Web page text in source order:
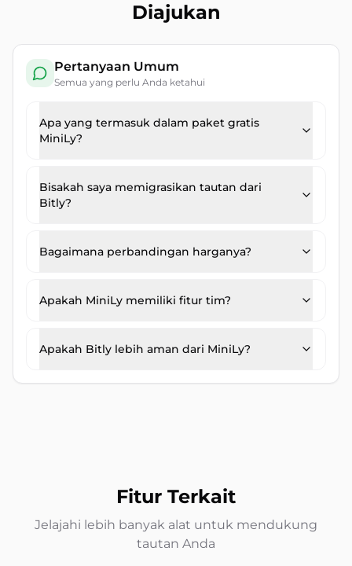
Diajukan
Pertanyaan Umum
Semua yang perlu Anda ketahui
Apa yang termasuk dalam paket gratis
MiniLy?
Bisakah saya memigrasikan tautan dari
Bitly?
Bagaimana perbandingan harganya?
Apakah MiniLy memiliki fitur tim?
Apakah Bitly lebih aman dari MiniLy?
Fitur Terkait
Jelajahi lebih banyak alat untuk mendukung
tautan Anda